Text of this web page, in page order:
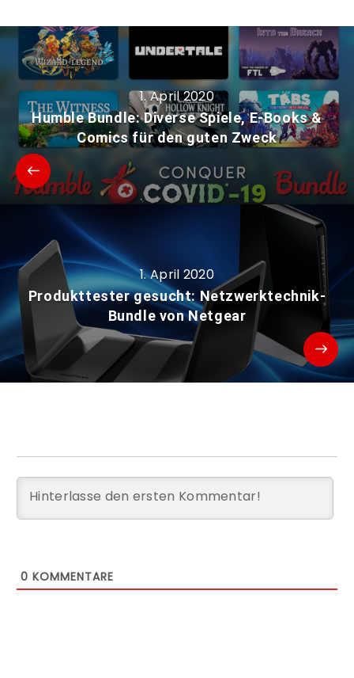
1. April 2020
Humble Bundle: Diverse Spiele, E-Books &
Comics für den guten Zweck
1. April 2020
Produkttester gesucht: Netzwerktechnik-
Bundle von Netgear
0 KOMMENTARE